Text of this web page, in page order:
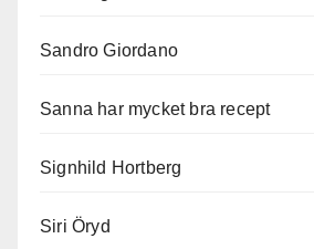
Sandro Giordano
Sanna har mycket bra recept
Signhild Hortberg
Siri Öryd